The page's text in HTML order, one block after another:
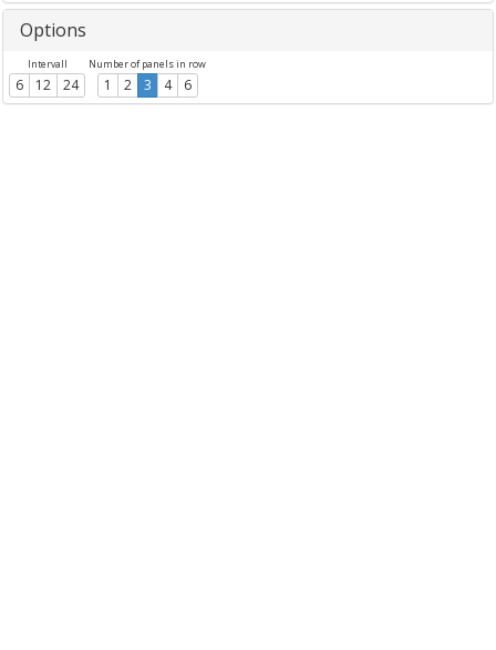
Options
Intervall
6 12 24
Number of panels in row
1 2 3 4 6